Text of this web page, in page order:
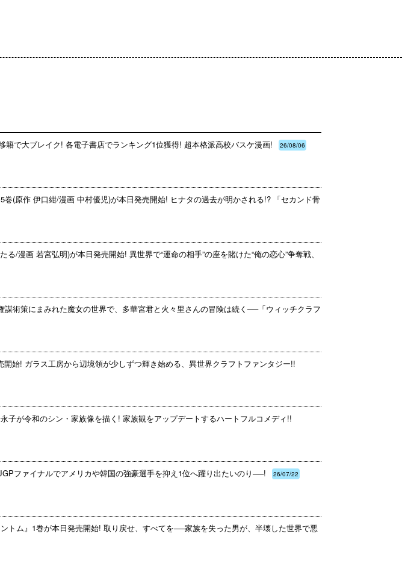
籍で大ブレイク! 各電子書店でランキング1位獲得! 超本格派高校バスケ漫画! 26/08/06
(原作 伊口紺/漫画 中村優児)が本日発売開始! ヒナタの過去が明かされる!? 「セカンド骨
/漫画 若宮弘明)が本日発売開始! 異世界で“運命の相手”の座を賭けた“俺の恋心”争奪戦、
術策にまみれた魔女の世界で、多華宮君と火々里さんの冒険は続く──「ウィッチクラフ
始! ガラス工房から辺境領が少しずつ輝き始める、異世界クラフトファンタジー!!
子が令和のシン・家族像を描く! 家族観をアップデートするハートフルコメディ!!
ファイナルでアメリカや韓国の強豪選手を抑え1位へ躍り出たいのり──! 26/07/22
トム』1巻が本日発売開始! 取り戻せ、すべてを──家族を失った男が、半壊した世界で悪